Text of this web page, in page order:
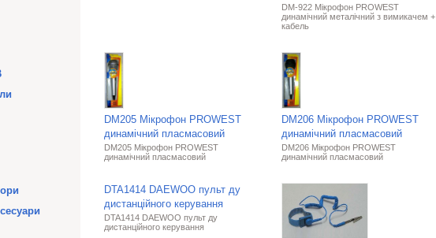
DM-922 Мікрофон PROWEST
динамічний металічний з вимикачем +
кабель
DM205 Мікрофон PROWEST
динамічний пласмасовий
DM205 Мікрофон PROWEST
динамічний пласмасовий
DM206 Мікрофон PROWEST
динамічний пласмасовий
DM206 Мікрофон PROWEST
динамічний пласмасовий
DTA1414 DAEWOO пульт ду
дистанційного керування
DTA1414 DAEWOO пульт ду
дистанційного керування